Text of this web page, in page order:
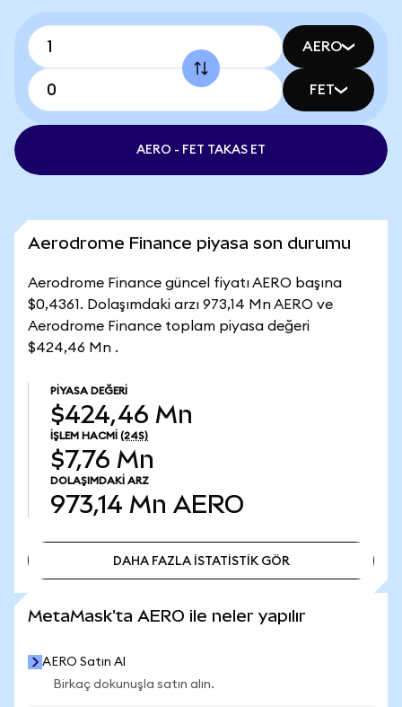
AERO
FET
AERO - FET TAKAS ET
Aerodrome Finance piyasa son durumu
Aerodrome Finance güncel fiyatı AERO başına
$0,4361. Dolaşımdaki arzı 973,14 Mn AERO ve
Aerodrome Finance toplam piyasa değeri
$424,46 Mn .
PIYASA DEĞERI
$424,46 Mn
İŞLEM HACMI (24S)
$7,76 Mn
DOLAŞIMDAKI ARZ
973,14 Mn AERO
DAHA FAZLA İSTATİSTİK GÖR
MetaMask'ta AERO ile neler yapılır
AERO Satın Al
Birkaç dokunuşla satın alın.